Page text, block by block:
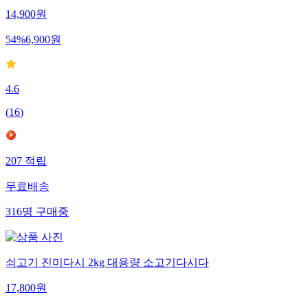
14,900원
54%6,900원
4.6
(16)
207적립
무료배송
316명구매중
쇠고기 진미다시 2kg 대용량 소고기다시다
17,800원